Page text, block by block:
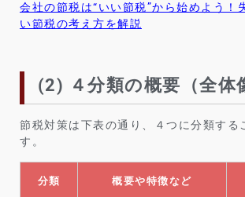
会社の節税は“いい節税”から始めよう！
い節税の考え方を解説
(2) ４分類の概要（全体
節税対策は下表の通り、４つに分類する
す。
分類 概要や特徴など